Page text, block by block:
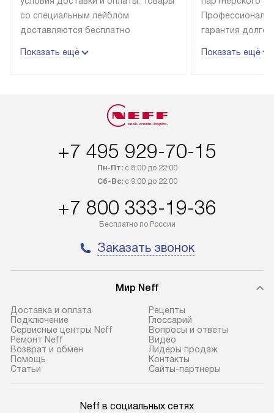
со специальным лейблом
доставляются бесплатно
до подъезда, отдельная доставка
оплачивается дополнительно. Если
товар в наличии, он может быть
трех дней. Доставка в Санкт-
Петербург и другие регионы
осуществляется через
100% предоплаты мы бесплатно
транспортной компании в городе
В оговоренный день служба
доставки доставит упакованный
прибор до подъезда. Если
требуется переместить прибор
предварительно уточните это
Показать ещё
гарантия
и Санкт-
по монтажу
гарантия в
предполагают
установленной
Показать ещё
+7 495 929-70-15
Пн-Пт:с 8:00 до 22:00
Сб-Вс:с 9:00 до 22:00
+7 800 333-19-36
Бесплатно по России
Заказать звонок
Мир Neff
Доставка и оплата
Подключение
Сервисные центры Neff
Ремонт Neff
Возврат и обмен
Помощь
Статьи
Рецепты
Глоссарий
Вопросы и ответы
Видео
Лидеры продаж
Контакты
Сайты-партнеры
Neff в социальных сетях